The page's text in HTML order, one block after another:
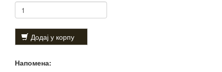
Додај у корпу
Напомена: